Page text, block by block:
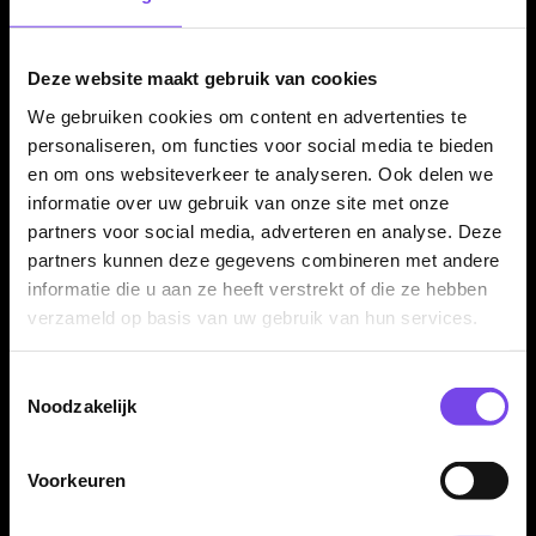
Deze website maakt gebruik van cookies
We gebruiken cookies om content en advertenties te
personaliseren, om functies voor social media te bieden
en om ons websiteverkeer te analyseren. Ook delen we
informatie over uw gebruik van onze site met onze
partners voor social media, adverteren en analyse. Deze
partners kunnen deze gegevens combineren met andere
informatie die u aan ze heeft verstrekt of die ze hebben
verzameld op basis van uw gebruik van hun services.
Noodzakelijk
Voorkeuren
dartshaft en zijn geschikt voor zowel steeltip als softtip
Kenmerken van de GOAT Kick Off Flights
Sportief Kick Off design
Standaard flightvorm
✓
Gemaakt van stevig 100 micron materiaal
✓ Multi-kleurige uitvoering
✓ Geleverd per set van 3 flights